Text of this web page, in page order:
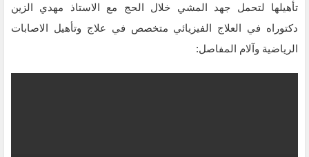
تأهيلها لتحمل جهد المشي خلال الحج مع الاستاذ مهدي الزين
دكتوراه في العلاج الفيزيائي متخصص في علاج وتأهيل الاصابات
الرياضية وآلام المفاصل: